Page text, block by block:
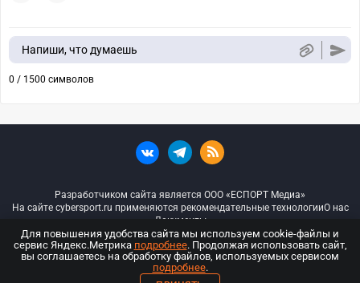
Напиши, что думаешь
0 / 1500 символов
Разработчиком сайта является ООО «ЕСПОРТ Медиа»
На сайте cybersport.ru применяются рекомендательные технологииО нас
Документы
© ООО «Киберспорт.ру» — Все права защищены
18+
Для повышения удобства сайта мы используем cookie-файлы и
сервис Яндекс.Метрика подробнее. Продолжая использовать сайт,
вы соглашаетесь на обработку файлов, используемых сервисом
подробнее.